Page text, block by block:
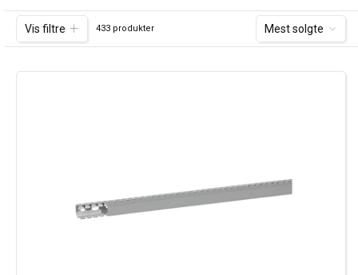
Vis filtre 433 produkter Mest solgte